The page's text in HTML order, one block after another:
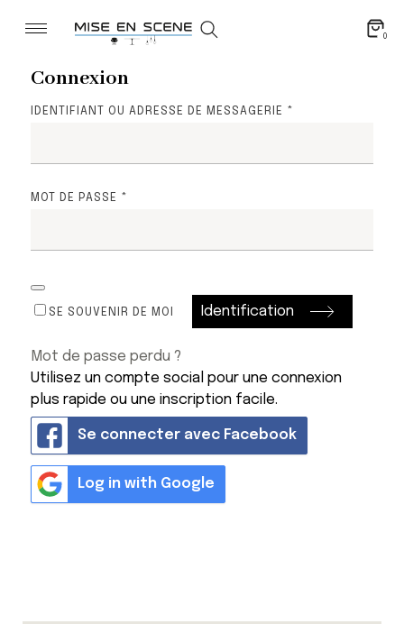
0
Connexion
IDENTIFIANT OU ADRESSE DE MESSAGERIE *
MOT DE PASSE *
SE SOUVENIR DE MOI Identification
Mot de passe perdu ?
Utilisez un compte social pour une connexion
plus rapide ou une inscription facile.
Se connecter avec Facebook
Log in with Google